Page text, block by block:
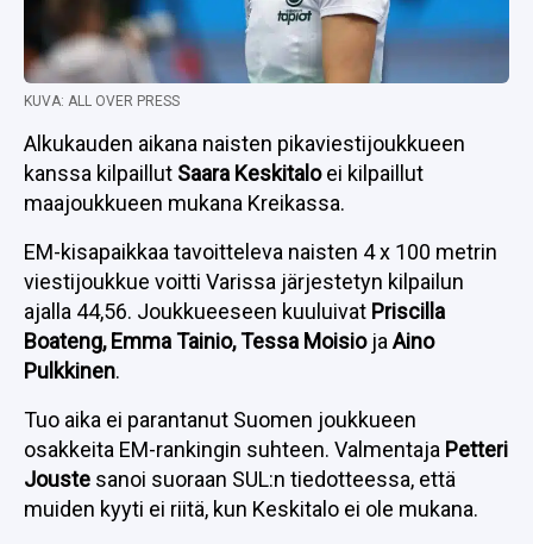
KUVA: ALL OVER PRESS
Alkukauden aikana naisten pikaviestijoukkueen
kanssa kilpaillut Saara Keskitaloei kilpaillut
maajoukkueen mukana Kreikassa.
EM-kisapaikkaa tavoitteleva naisten 4 x 100 metrin
viestijoukkue voitti Varissa järjestetyn kilpailun
ajalla 44,56. Joukkueeseen kuuluivat Priscilla
Boateng, Emma Tainio, Tessa Moisioja Aino
Pulkkinen.
Tuo aika ei parantanut Suomen joukkueen
osakkeita EM-rankingin suhteen. Valmentaja Petteri
Jouste sanoi suoraan SUL:n tiedotteessa, että
muiden kyyti ei riitä, kun Keskitalo ei ole mukana.